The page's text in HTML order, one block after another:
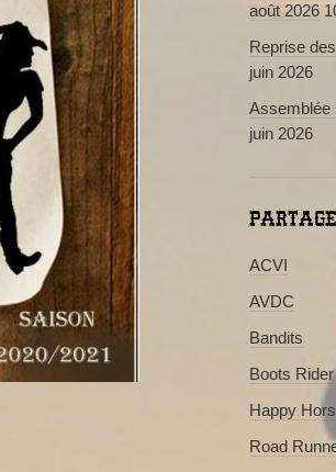
août 2026
Reprise
juin 2026
Assemblée
juin 2026
ACVI
AVDC
Bandits
Boots Rider
Happy
Road